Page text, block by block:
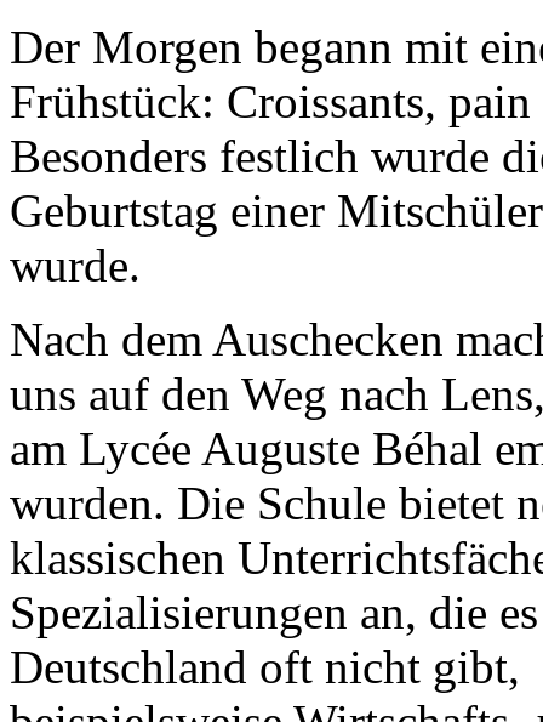
Der Morgen begann mit
Frühstück: Croissants,
Besonders festlich wurde
Geburtstag einer
wurde.
Nach dem Auschecken
uns auf den Weg nach
am Lycée Auguste Béhal
wurden. Die Schule bietet
klassischen
Spezialisierungen an, die
Deutschland oft nicht gibt,